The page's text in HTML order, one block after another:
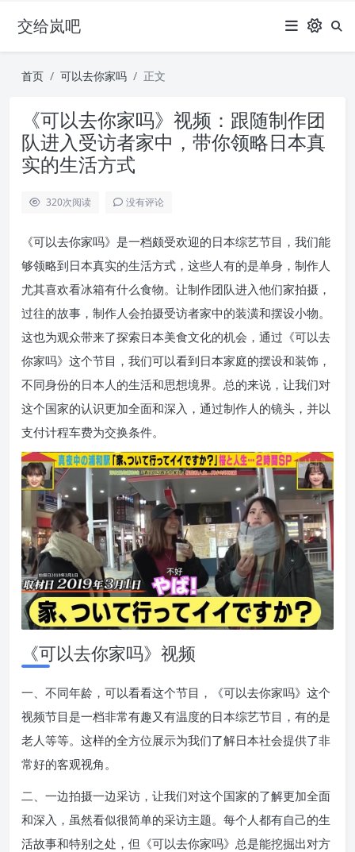
交给岚吧
首页 可以去你家吗 正文
《可以去你家吗》视频：跟随制作团
队进入受访者家中，带你领略日本真
实的生活方式
320次阅读 没有评论
《可以去你家吗》是一档颇受欢迎的日本综艺节目，我们能
够领略到日本真实的生活方式，这些人有的是单身，制作人
尤其喜欢看冰箱有什么食物。让制作团队进入他们家拍摄，
过往的故事，制作人会拍摄受访者家中的装潢和摆设小物。
这也为观众带来了探索日本美食文化的机会，通过《可以去
你家吗》这个节目，我们可以看到日本家庭的摆设和装饰，
不同身份的日本人的生活和思想境界。总的来说，让我们对
这个国家的认识更加全面和深入，通过制作人的镜头，并以
支付计程车费为交换条件。
《可以去你家吗》视频
一、不同年龄，可以看看这个节目，《可以去你家吗》这个
视频节目是一档非常有趣又有温度的日本综艺节目，有的是
老人等等。这样的全方位展示为我们了解日本社会提供了非
常好的客观视角。
二、一边拍摄一边采访，让我们对这个国家的了解更加全面
和深入，虽然看似很简单的采访主题。每个人都有自己的生
活故事和特别之处，但《可以去你家吗》总是能挖掘出对方